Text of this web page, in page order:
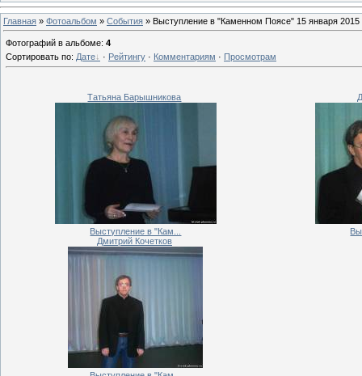
Главная » Фотоальбом » События » Выступление в "Каменном Поясе" 15 января 2015
Фотографий в альбоме: 4
Сортировать по: Дате · Рейтингу · Комментариям · Просмотрам
Татьяна Барышникова
Выступление в "Кам...
Дмитрий Кочетков